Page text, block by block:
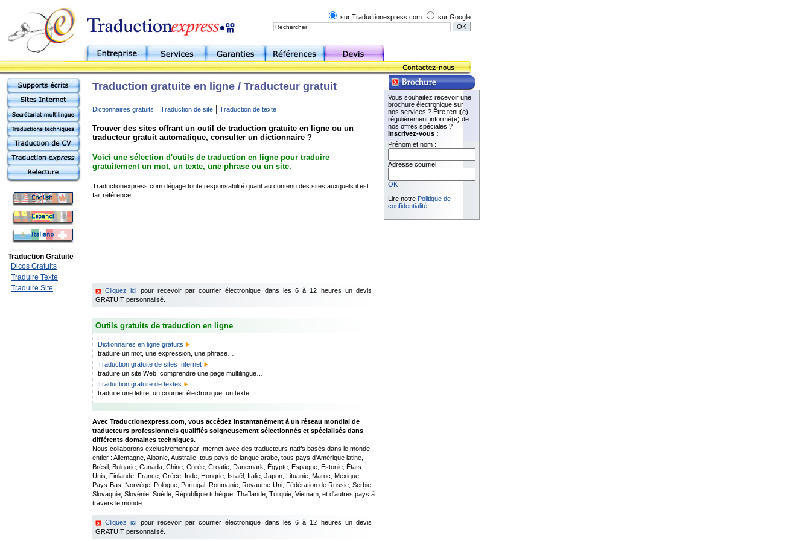
sur Traductionexpress.com sur Google
Traduction Gratuite
Dicos Gratuits
Traduire Texte
Traduire Site
Traduction gratuite en ligne / Traducteur gratuit
Vous souhaitez recevoir une
brochure électronique sur
nos services ? Être tenu(e)
régulièrement informé(e) de
nos offres spéciales ?
Inscrivez-vous :
Prénom et nom :
Adresse courriel :
OK
Lire notre Politique de
confidentialité
Dictionnaires gratuits | Traduction de site | Traduction de texte
Trouver des sites offrant un outil de traduction gratuite en ligne ou un
traducteur gratuit automatique, consulter un dictionnaire ?
Voici une sélection d'outils de traduction en ligne pour traduire
gratuitement un mot, un texte, une phrase ou un site.
Traductionexpress.com dégage toute responsabilité quant au contenu des sites auxquels il est
fait référence.
Cliquez ici pour recevoir par courrier électronique dans les 6 à 12 heures un devis
GRATUIT personnalisé.
Outils gratuits de traduction en ligne
Dictionnaires en ligne gratuits
traduire un mot, une expression, une phrase…
Traduction gratuite de sites Internet
traduire un site Web, comprendre une page multilingue…
Traduction gratuite de textes
traduire une lettre, un courrier électronique, un texte…
Avec Traductionexpress.com, vous accédez instantanément à un réseau mondial de
traducteurs professionnels qualifiés soigneusement sélectionnés et spécialisés dans
différents domaines techniques.
Nous collaborons exclusivement par Internet avec des traducteurs natifs basés dans le monde
entier : Allemagne, Albanie, Australie, tous pays de langue arabe, tous pays d'Amérique latine,
Brésil, Bulgarie, Canada, Chine, Corée, Croatie, Danemark, Égypte, Espagne, Estonie, États-
Unis, Finlande, France, Grèce, Inde, Hongrie, Israël, Italie, Japon, Lituanie, Maroc, Mexique,
Pays-Bas, Norvège, Pologne, Portugal, Roumanie, Royaume-Uni, Fédération de Russie, Serbie,
Slovaquie, Slovénie, Suède, République tchèque, Thaïlande, Turquie, Vietnam, et d'autres pays à
travers le monde.
Cliquez ici pour recevoir par courrier électronique dans les 6 à 12 heures un devis
GRATUIT personnalisé.